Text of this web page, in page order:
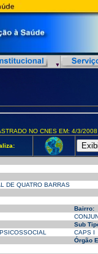
NO CNES EM: 4/3/2008
DE QUATRO BARRAS
Bairro:
Sub
CAPS I
Órgão